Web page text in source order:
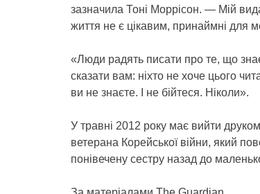
зазначила Тоні Моррісон. — Мій
життя не є цікавим, принаймні для
«Люди радять писати про те, що
сказати вам: ніхто не хоче цього
ви не знаєте. І не бійтеся. Ніколи».
У травні 2012 року має вийти
ветерана Корейської війни, який
понівечену сестру назад до